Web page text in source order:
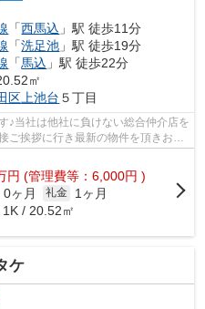
「西馬込 」駅 徒歩11分
「洗足池 」駅 徒歩19分
「馬込 」駅 徒歩22分
㎡
区 上池台 ５丁目
♪当社は他社に負けない総合仲介店を
ご挨拶に行き最新の物件を頂きお客
円 (管理費等：6,000円 )
0ヶ月 礼金
1ヶ月
1K / 20.52㎡
ケ